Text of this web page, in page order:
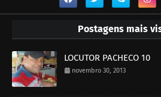
Postagens mais
LOCUTOR PACHECO 10
novembro 30, 2013